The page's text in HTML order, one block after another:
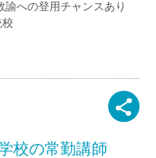
への登用チャンスあり
校
校の常勤講師